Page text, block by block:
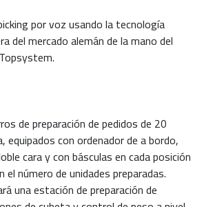
por voz usando la tecnología
del mercado alemán de la mano del
de preparación de pedidos de 20
equipados con ordenador de a bordo,
cara y con básculas en cada posición
número de unidades preparadas.
una estación de preparación de